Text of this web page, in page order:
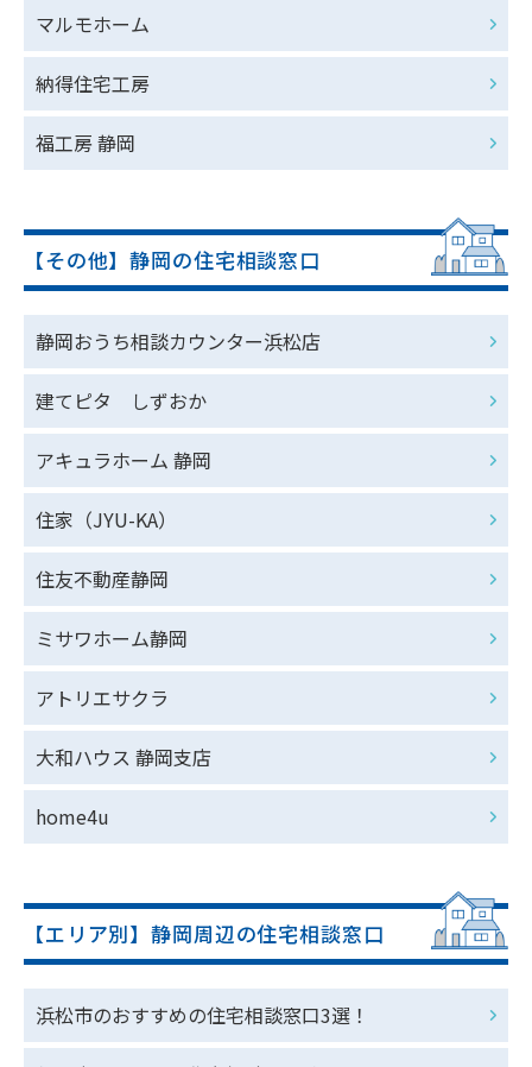
マルモホーム
納得住宅工房
福工房 静岡
【その他】静岡の住宅相談窓口
静岡おうち相談カウンター浜松店
建てピタ しずおか
アキュラホーム 静岡
住家（JYU-KA）
住友不動産静岡
ミサワホーム静岡
アトリエサクラ
大和ハウス 静岡支店
home4u
【エリア別】静岡周辺の住宅相談窓口
浜松市のおすすめの住宅相談窓口3選！